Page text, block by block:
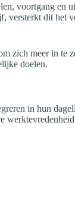
voortgang en
versterkt dit
zich meer in te
doelen.
in hun